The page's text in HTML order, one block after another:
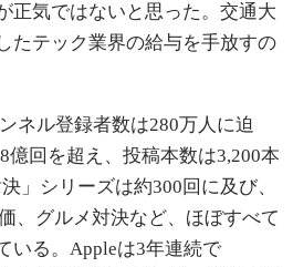
正気ではないと思った。交通大
たテック業界の給与を手放すの
ネル登録者数は280万人に迫
億回を超え、投稿本数は3,200本
」シリーズは約300回に及び、
、グルメ対決など、ほぼすべて
いる。Appleは3年連続で